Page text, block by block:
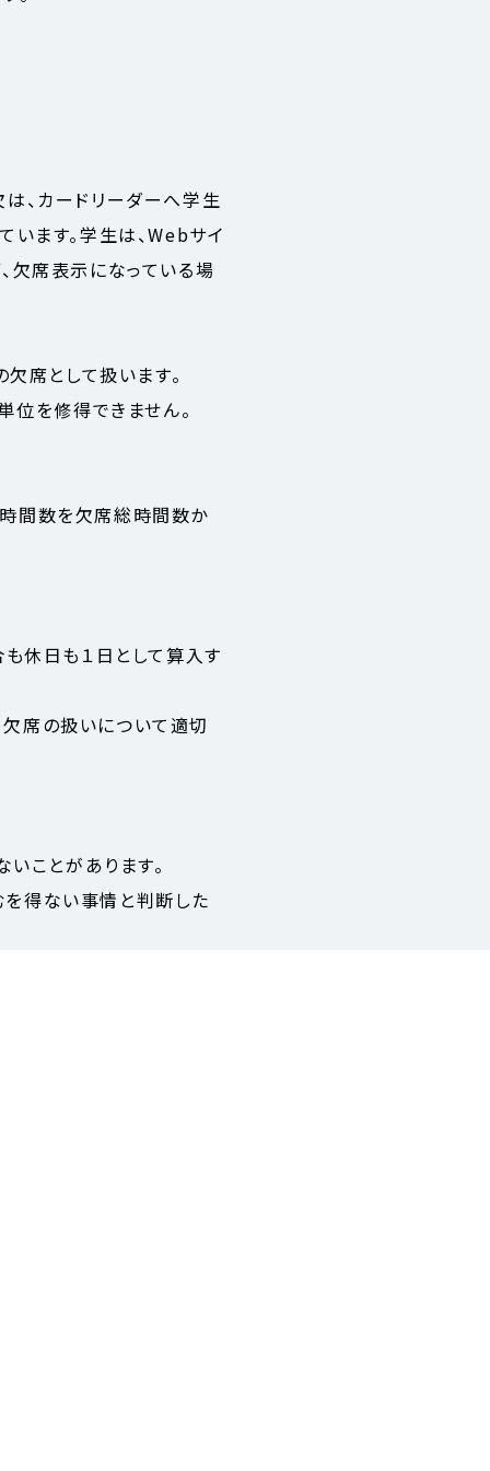
、カードリーダーへ学生
ます。学生は、Webサイ
欠席表示になっている場
席として扱います。
を修得できません。
間数を欠席総時間数か
休日も１日として算入す
席の扱いについて適切
ことがあります。
得ない事情と判断した